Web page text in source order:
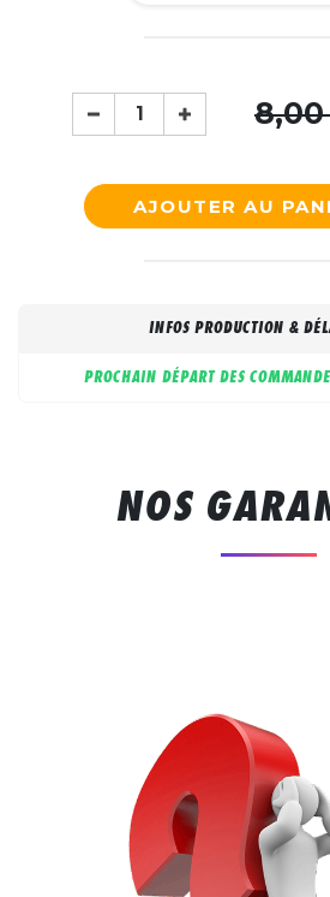
AJOUTER AU
INFOS PRODUCTION &
PROCHAIN DÉPART DES
NOS